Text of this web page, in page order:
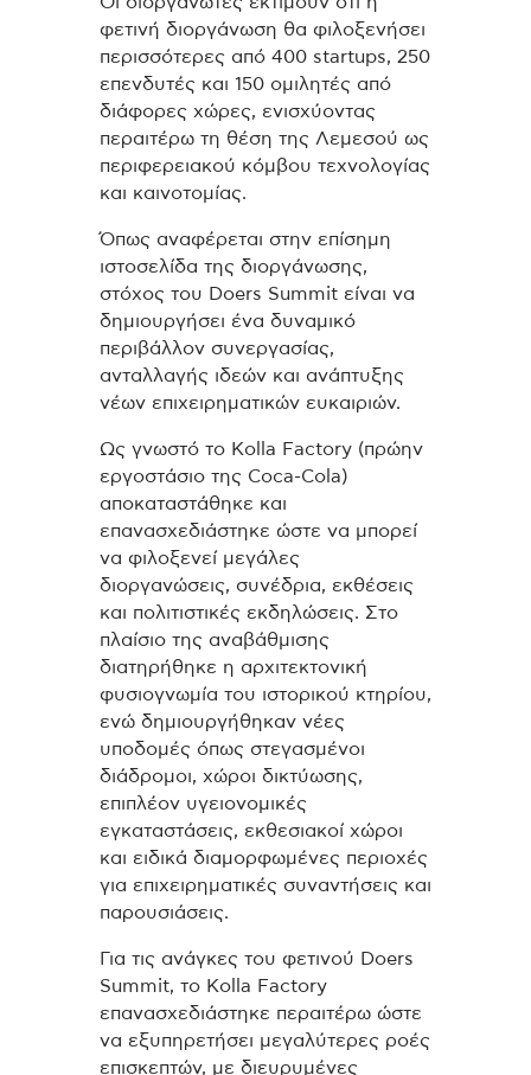
φετινή διοργάνωση θα φιλοξενήσει
περισσότερες από 400 startups, 250
επενδυτές και 150 ομιλητές από
διάφορες χώρες, ενισχύοντας
περαιτέρω τη θέση της Λεμεσού ως
περιφερειακού κόμβου τεχνολογίας
και καινοτομίας.
Όπως αναφέρεται στην επίσημη
ιστοσελίδα της διοργάνωσης,
στόχος του Doers Summit είναι να
δημιουργήσει ένα δυναμικό
περιβάλλον συνεργασίας,
ανταλλαγής ιδεών και ανάπτυξης
νέων επιχειρηματικών ευκαιριών.
Ως γνωστό το Kolla Factory (πρώην
εργοστάσιο της Coca-Cola)
αποκαταστάθηκε και
επανασχεδιάστηκε ώστε να μπορεί
να φιλοξενεί μεγάλες
διοργανώσεις, συνέδρια, εκθέσεις
και πολιτιστικές εκδηλώσεις. Στο
πλαίσιο της αναβάθμισης
διατηρήθηκε η αρχιτεκτονική
φυσιογνωμία του ιστορικού κτηρίου,
ενώ δημιουργήθηκαν νέες
υποδομές όπως στεγασμένοι
διάδρομοι, χώροι δικτύωσης,
επιπλέον υγειονομικές
εγκαταστάσεις, εκθεσιακοί χώροι
και ειδικά διαμορφωμένες περιοχές
για επιχειρηματικές συναντήσεις και
παρουσιάσεις.
Για τις ανάγκες του φετινού Doers
Summit, το Kolla Factory
επανασχεδιάστηκε περαιτέρω ώστε
να εξυπηρετήσει μεγαλύτερες ροές
επισκεπτών, με διευρυμένες